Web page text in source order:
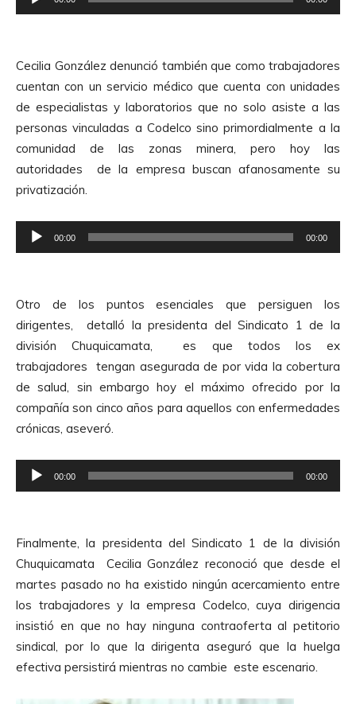
A
u
d
i
o
e
o
d
u
c
t
o
r
d
d
i
o
Cecilia González denunció también que como trabajadores
cuentan con un servicio médico que cuenta con unidades
de especialistas y laboratorios que no solo asiste a las
personas vinculadas a Codelco sino primordialmente a la
comunidad de las zonas minera, pero hoy las
autoridades de la empresa buscan afanosamente su
privatización.
e
o
d
u
c
t
o
r
d
d
i
o
00:00 00:00
Otro de los puntos esenciales que persiguen los
dirigentes, detalló la presidenta del Sindicato 1 de la
división Chuquicamata, es que todos los ex
trabajadores tengan asegurada de por vida la cobertura
de salud, sin embargo hoy el máximo ofrecido por la
compañía son cinco años para aquellos con enfermedades
crónicas, aseveró.
e
o
d
u
c
t
o
r
d
00:00 00:00
Finalmente, la presidenta del Sindicato 1 de la división
Chuquicamata Cecilia González reconoció que desde el
martes pasado no ha existido ningún acercamiento entre
los trabajadores y la empresa Codelco, cuya dirigencia
insistió en que no hay ninguna contraoferta al petitorio
sindical, por lo que la dirigenta aseguró que la huelga
efectiva persistirá mientras no cambie este escenario.